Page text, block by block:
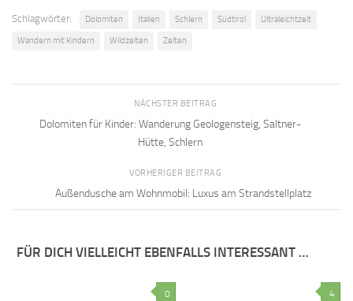
Schlagwörter: Dolomiten Italien Schlern Südtirol Ultraleichtzelt
Wandern mit Kindern Wildzelten Zelten
NÄCHSTER BEITRAG
Dolomiten für Kinder: Wanderung Geologensteig, Saltner-
Hütte, Schlern
VORHERIGER BEITRAG
Außendusche am Wohnmobil: Luxus am Strandstellplatz
FÜR DICH VIELLEICHT EBENFALLS INTERESSANT …
0 4